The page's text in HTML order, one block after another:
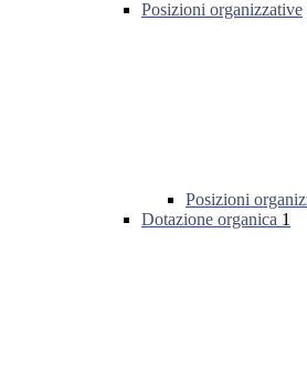
Posizioni organizzative
Posizioni
Dotazione organica 1